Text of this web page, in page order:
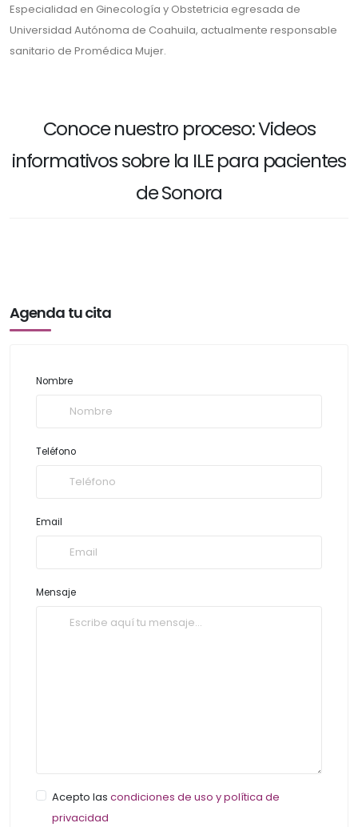
Especialidad en Ginecología y Obstetricia egresada de
Universidad Autónoma de Coahuila, actualmente responsable
sanitario de Promédica Mujer.
Conoce nuestro proceso: Videos
informativos sobre la ILE para pacientes
de Sonora
Agenda tu cita
Nombre
Teléfono
Email
Mensaje
Acepto las condiciones de uso y política de
privacidad